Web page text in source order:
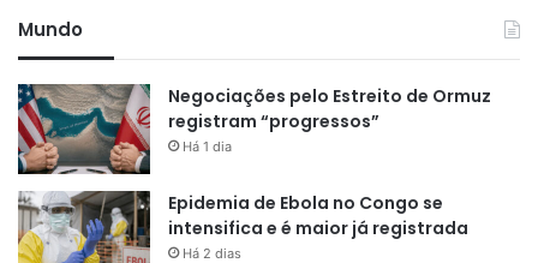
Mundo
Negociações pelo Estreito de Ormuz
registram “progressos”
Há 1 dia
Epidemia de Ebola no Congo se
intensifica e é maior já registrada
Há 2 dias